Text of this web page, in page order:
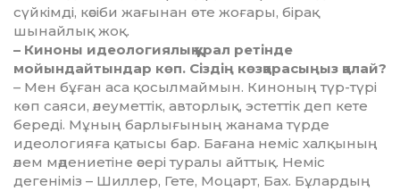
сүйкімді, кәсіби жағынан өте жо­ғары, бірақ
шынайлық жоқ.
– Киноны идеологиялық құрал ретінде
мойындайтындар көп. Сіздің көзқарасыңыз қалай?
– Мен бұған аса қосылмаймын. Ки­ноның түр-түрі
көп саяси, әлеу­­­­меттік, авторлық, эстеттік деп кете
береді. Мұның барлығының жа­нама түрде
идеологияға қатысы бар. Бағана неміс халқының
әлем мә­дениетіне әсері туралы айттық. Не­міс
дегеніміз – Шиллер, Гете, Мо­царт, Бах. Бұлардың